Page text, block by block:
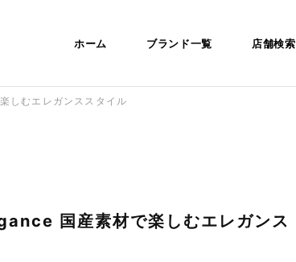
ホーム ブランド一覧 店舗検索
しむエレガンススタイル
国産素材で楽しむエレガンス